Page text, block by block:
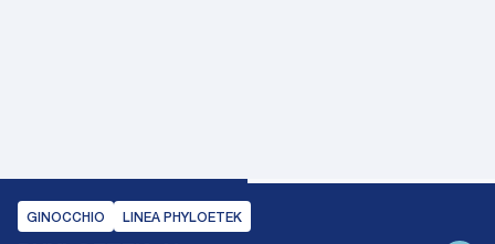
GINOCCHIO LINEA PHYLOETEK